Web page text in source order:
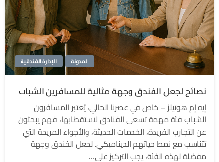
الإدارة الفندقية المدونة
نصائح لجعل الفندق وجهة مثالية للمسافرين الشباب
إيه إم هوتيلز – خاص في عصرنا الحالي، يُعتبر المسافرون
الشباب فئة مهمة تسعى الفنادق لاستقطابها، فهم يبحثون
عن التجارب الفريدة، الخدمات الحديثة، والأجواء المريحة التي
تتناسب مع نمط حياتهم الديناميكي. لجعل الفندق وجهة
مفضلة لهذه الفئة، يجب التركيز على…